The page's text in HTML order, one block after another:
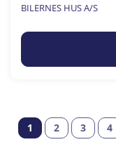
BILERNES HUS A/S
1 2 3 4